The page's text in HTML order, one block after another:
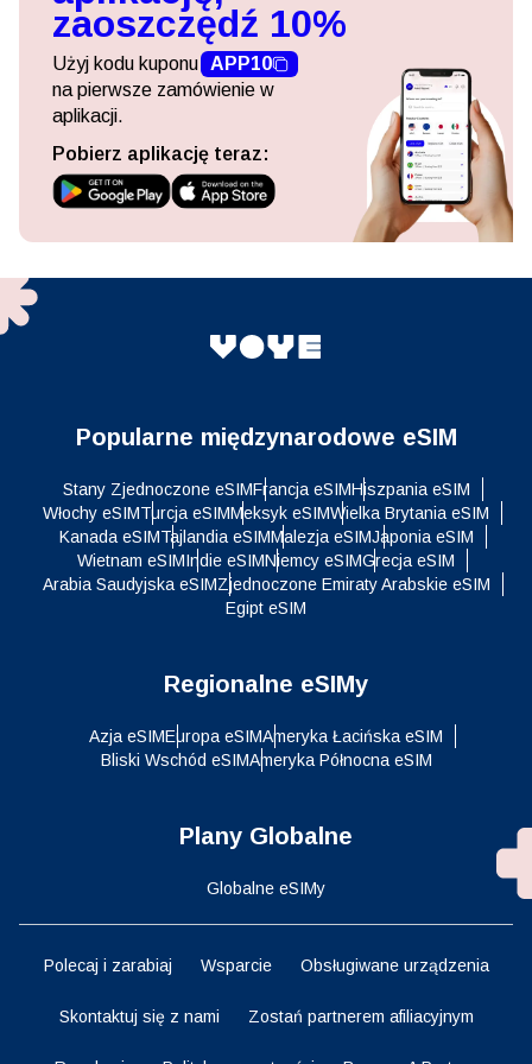
zaoszczędź 10%
Użyj kodu kuponu APP10
na pierwsze zamówienie w
aplikacji.
Pobierz aplikację teraz:
Popularne międzynarodowe eSIM
Stany Zjednoczone eSIMFrancja eSIMHiszpania eSIM
Włochy eSIMTurcja eSIMMeksyk eSIMWielka Brytania eSIM
Kanada eSIMTajlandia eSIMMalezja eSIMJaponia eSIM
Wietnam eSIMIndie eSIMNiemcy eSIMGrecja eSIM
Arabia Saudyjska eSIMZjednoczone Emiraty Arabskie eSIM
Egipt eSIM
Regionalne eSIMy
Azja eSIMEuropa eSIMAmeryka Łacińska eSIM
Bliski Wschód eSIMAmeryka Północna eSIM
Plany Globalne
Globalne eSIMy
Polecaj i zarabiaj Wsparcie Obsługiwane urządzenia
Skontaktuj się z nami Zostań partnerem afiliacyjnym